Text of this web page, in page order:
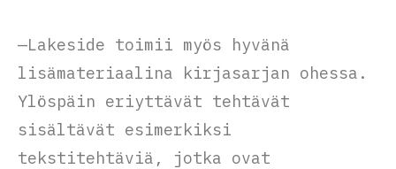
—Lakeside toimii myös hyvänä
lisämateriaalina kirjasarjan ohessa.
Ylöspäin eriyttävät tehtävät
sisältävät esimerkiksi
tekstitehtäviä, jotka ovat